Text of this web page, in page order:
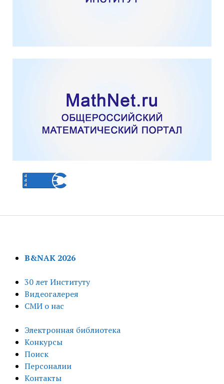
B&NAK 2026
30 лет Институту
Видеогалерея
СМИ о нас
Электронная библиотека
Конкурсы
Поиск
Персоналии
Контакты